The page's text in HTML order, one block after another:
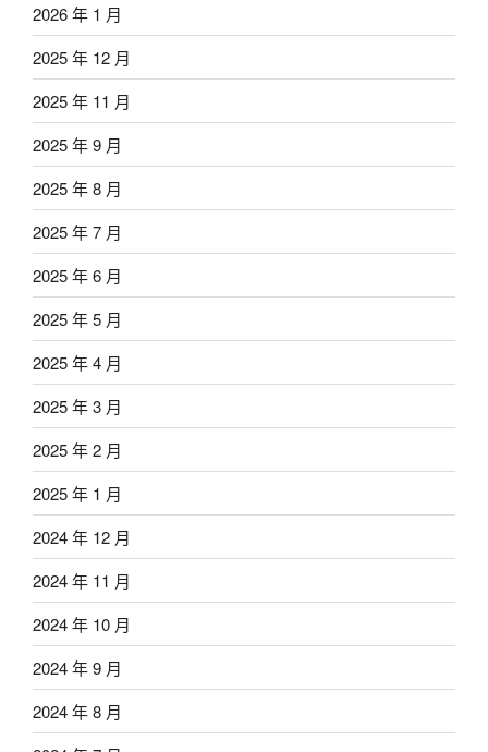
2026 年 1 月
2025 年 12 月
2025 年 11 月
2025 年 9 月
2025 年 8 月
2025 年 7 月
2025 年 6 月
2025 年 5 月
2025 年 4 月
2025 年 3 月
2025 年 2 月
2025 年 1 月
2024 年 12 月
2024 年 11 月
2024 年 10 月
2024 年 9 月
2024 年 8 月